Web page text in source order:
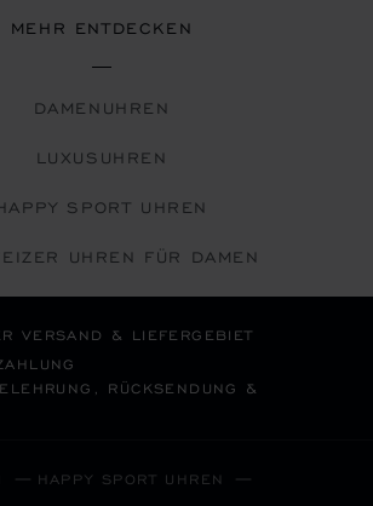
MEHR ENTDECKEN
DAMENUHREN
LUXUSUHREN
SPORT UHREN
UHREN FÜR DAMEN
VERSAND & LIEFERGEBIET
RÜCKSENDUNG &
HAPPY SPORT UHREN